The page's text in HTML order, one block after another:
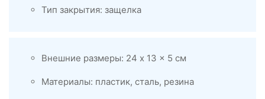
Тип закрытия: защелка
Внешние размеры: 24 x 13 x 5 см
Материалы: пластик, сталь, резина